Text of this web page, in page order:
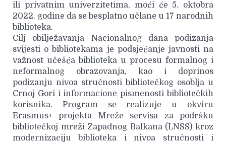
ili privatnim univerzitetima, moći će 5. oktobra
2022. godine da se besplatno učlane u 17 narodnih
biblioteka.
Cilj obilježavanja Nacionalnog dana podizanja
svijesti o bibliotekama je podsjećanje javnosti na
važnost učešća biblioteka u procesu formalnog i
neformalnog obrazovanja, kao i doprinos
podizanju nivoa stručnosti bibliotečkog osoblja u
Crnoj Gori i informacione pismenosti bibliotečkih
korisnika. Program se realizuje u okviru
Erasmus+ projekta Mreže servisa za podršku
bibliotečkoj mreži Zapadnog Balkana (LNSS) kroz
modernizaciju biblioteka i nivoa stručnosti i